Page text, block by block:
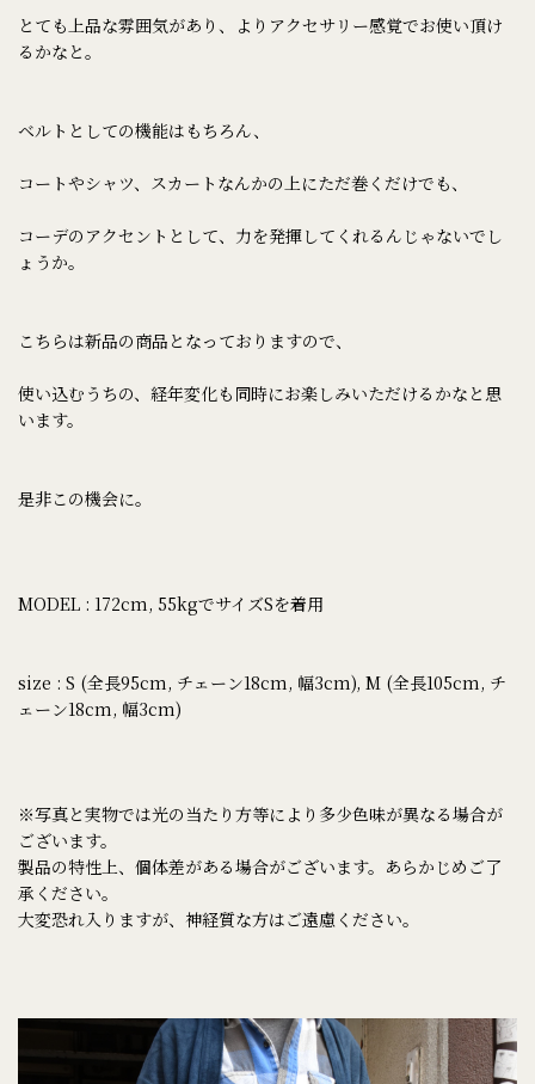
とても上品な雰囲気があり、よりアクセサリー感覚でお使い頂け
るかなと。
ベルトとしての機能はもちろん、
コートやシャツ、スカートなんかの上にただ巻くだけでも、
コーデのアクセントとして、力を発揮してくれるんじゃないでし
ょうか。
こちらは新品の商品となっておりますので、
使い込むうちの、経年変化も同時にお楽しみいただけるかなと思
います。
是非この機会に。
MODEL : 172cm, 55kgでサイズSを着用
size : S (全長95cm, チェーン18cm, 幅3cm), M (全長105cm, チ
ェーン18cm, 幅3cm)
※写真と実物では光の当たり方等により多少色味が異なる場合が
ございます。
製品の特性上、個体差がある場合がございます。あらかじめご了
承ください。
大変恐れ入りますが、神経質な方はご遠慮ください。